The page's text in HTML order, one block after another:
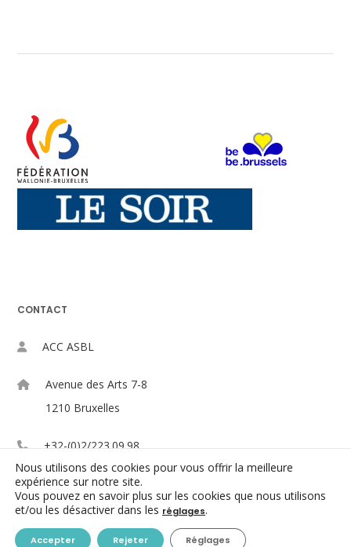
CONTACT
ACC ASBL
Avenue des Arts 7-8
1210 Bruxelles
+32-(0)2/223.09.98
info@centres-culturels.be
Nous utilisons des cookies pour vous offrir la meilleure
expérience sur notre site.
Vous pouvez en savoir plus sur les cookies que nous utilisons
et/ou les désactiver dans les réglages.
Accepter Rejeter Réglages